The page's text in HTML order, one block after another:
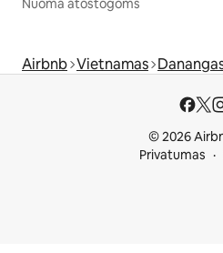
Nuoma atostogoms
Airbnb Vietnamas
© 2026
Privatumas